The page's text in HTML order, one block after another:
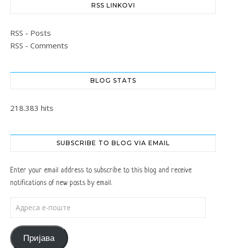
RSS LINKOVI
RSS - Posts
RSS - Comments
BLOG STATS
218.383 hits
SUBSCRIBE TO BLOG VIA EMAIL
Enter your email address to subscribe to this blog and receive
notifications of new posts by email.
Пријава